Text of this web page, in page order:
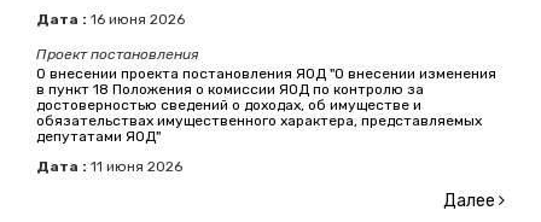
Дата : 16 июня 2026
Проект постановления
О внесении проекта постановления ЯОД "О внесении изменения
в пункт 18 Положения о комиссии ЯОД по контролю за
достоверностью сведений о доходах, об имуществе и
обязательствах имущественного характера, представляемых
депутатами ЯОД"
Дата : 11 июня 2026
Далее